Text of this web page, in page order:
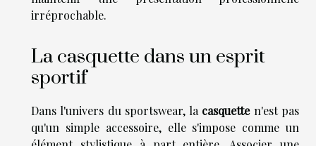
irréprochable.
La casquette dans un esprit
sportif
Dans l'univers du sportswear, la casquetten'est pas
qu'un simple accessoire, elle s'impose comme un